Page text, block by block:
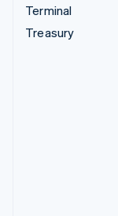
Terminal
Treasury